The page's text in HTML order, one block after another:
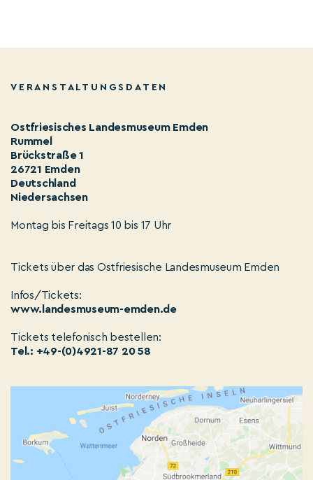
VERANSTALTUNGSDATEN
Ostfriesisches Landesmuseum Emden
Rummel
Brückstraße 1
26721 Emden
Deutschland
Niedersachsen
Montag bis Freitags 10 bis 17 Uhr
Tickets über das Ostfriesische Landesmuseum Emden
Infos/Tickets:
www.landesmuseum-emden.de
Tickets telefonisch bestellen:
Tel.: +49-(0)4921-87 20 58